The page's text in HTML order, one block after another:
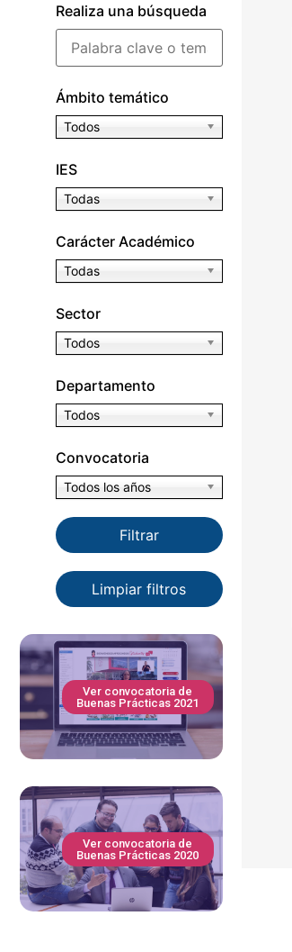
Realiza una búsqueda
Ámbito temático
Todos
IES
Todas
Carácter Académico
Todas
Sector
Todos
Departamento
Todos
Convocatoria
Todos los años
Ver convocatoria de
Buenas Prácticas 2021
Ver convocatoria de
Buenas Prácticas 2020